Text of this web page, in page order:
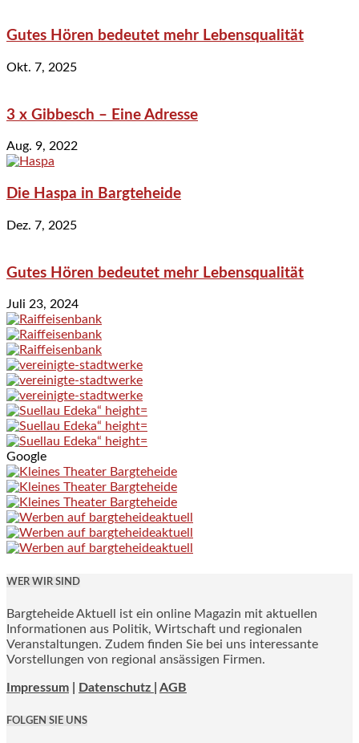
Gutes Hören bedeutet mehr Lebensqualität
Okt. 7, 2025
3 x Gibbesch – Eine Adresse
Aug. 9, 2022
Die Haspa in Bargteheide
Dez. 7, 2025
Gutes Hören bedeutet mehr Lebensqualität
Juli 23, 2024
Google
WER WIR SIND
Bargteheide Aktuell ist ein online Magazin mit aktuellen
Informationen aus Politik, Wirtschaft und regionalen
Veranstaltungen. Zudem finden Sie bei uns interessante
Vorstellungen von regional ansässigen Firmen.
Impressum Datenschutz | AGB
FOLGEN SIE UNS